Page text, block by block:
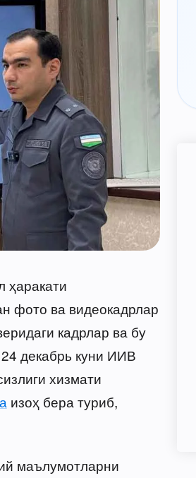
ҳаракати
фото ва видеокадрлар
кадрлар ва бу
декабрь куни ИИВ
хизмати
изоҳ бера туриб,
маълумотларни